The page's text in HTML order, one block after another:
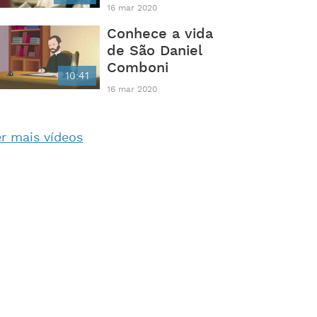
16 mar 2020
10:41
Conhece a vida
de São Daniel
Comboni
16 mar 2020
mais vídeos